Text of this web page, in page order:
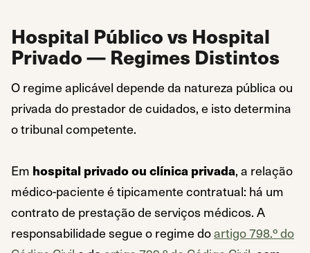
Hospital Público vs Hospital
Privado — Regimes Distintos
O regime aplicável depende da natureza pública ou
privada do prestador de cuidados, e isto determina
o tribunal competente.
Em hospital privado ou clínica privada, a relação
médico-paciente é tipicamente contratual: há um
contrato de prestação de serviços médicos. A
responsabilidade segue o regime doartigo 798.º do